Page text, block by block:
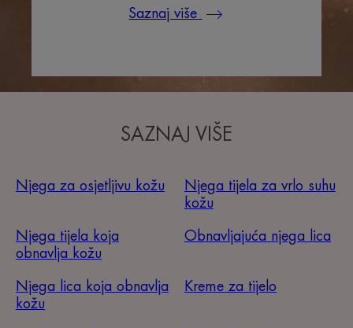
Saznaj više
SAZNAJ VIŠE
Njega za osjetljivu kožu
Njega tijela za vrlo suhu
kožu
Njega tijela koja
obnavlja kožu
Obnavljajuća njega lica
Njega lica koja obnavlja
kožu
Kreme za tijelo